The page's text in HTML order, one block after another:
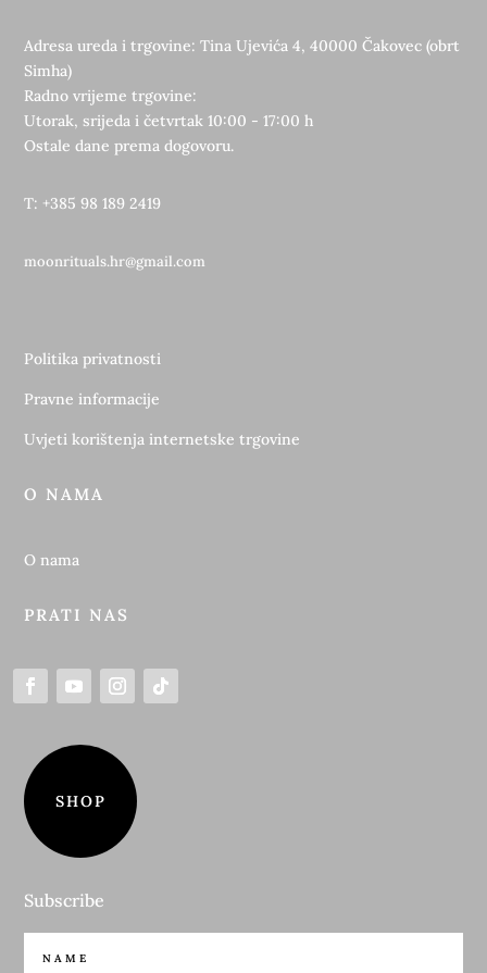
Adresa ureda i trgovine: Tina Ujevića 4, 40000 Čakovec (obrt
Simha)
Radno vrijeme trgovine:
Utorak, srijeda i četvrtak 10:00 - 17:00 h
Ostale dane prema dogovoru.
T: +385 98 189 2419
moonrituals.hr@gmail.com
Politika privatnosti
Pravne informacije
Uvjeti korištenja internetske trgovine
O NAMA
O nama
PRATI NAS
SHOP
Subscribe